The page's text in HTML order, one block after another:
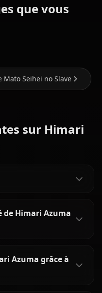
que vous
Seihei no Slave
sur Himari
de Himari Azuma
Azuma grâce à